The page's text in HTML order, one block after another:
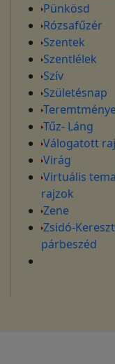
Pünkösd
Rózsafűzér
Szentek
Szentlélek
Szív
Születésnap
Tűz- Láng
Válogatott
Virág
Virtuális
rajzok
Zene
Zsidó-
párbeszéd